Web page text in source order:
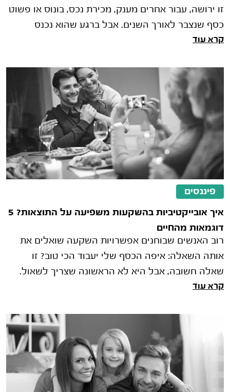
זו ירושה, עבור אחרים מענק, מכירת נכס, בונוס או פשוט
כסף שנצבר לאורך השנים. אבל ברגע שהוא נכנס
לחשבון הבנק, מתחילה ההתלבטות האמ
קרא עוד
פיננסים
איך אובייקטיביות בהשקעות משפיעה על התוצאות? 5
דוגמאות מהחיים
רוב האנשים שבוחנים אפשרויות השקעה שואלים את
אותה השאלה: איפה הכסף שלי יעבוד הכי טוב? זו
שאלה חשובה, אבל היא לא הראשונה שצריך לשאול.
לפני שבוחנים תשואות, מסלולי השקעה א
קרא עוד